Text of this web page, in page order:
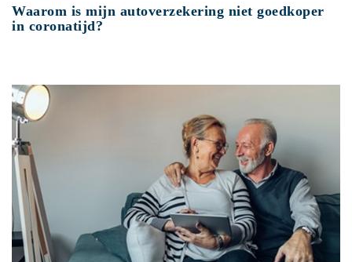
Waarom is mijn autoverzekering niet goedkoper
in coronatijd?